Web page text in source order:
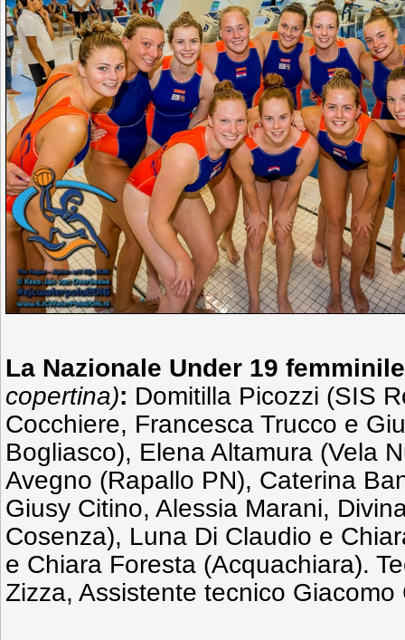
La Nazionale Under 19 femminile
copertina): Domitilla Picozzi (SIS
Cocchiere, Francesca Trucco e
Bogliasco), Elena Altamura (Vela
Avegno (Rapallo PN), Caterina
Giusy Citino, Alessia Marani,
Cosenza), Luna Di Claudio e
e Chiara Foresta (Acquachiara).
Zizza, Assistente tecnico Giacomo